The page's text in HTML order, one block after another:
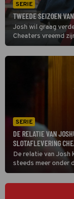
SERIE
TWEEDE SEIZOEN
Josh wil graag
Cheaters vreemd
daar in deze
voornamelijk
SERIE
DE RELATIE VAN
SLOTAFLEVERING
De relatie van Josh
steeds meer onder
wie hij is
Tijdens een feest